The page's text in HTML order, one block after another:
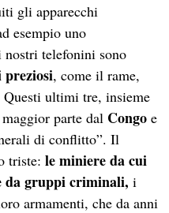
gli apparecchi
esempio uno
nostri telefonini sono
preziosi, come il rame,
ultimi tre, insieme
parte dal Congo e
di conflitto”. Il
triste:le miniere da cui
da gruppi criminali, i
armamenti, che da anni